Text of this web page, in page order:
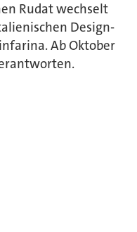
Rudat wechselt
Design-
Ab Oktober